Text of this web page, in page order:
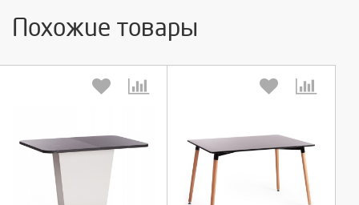
Похожие товары
Выберите количество: Выберите количество: